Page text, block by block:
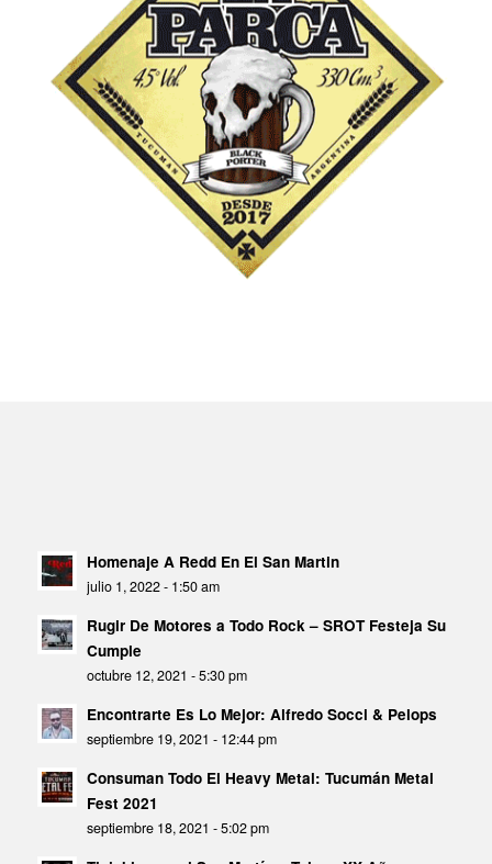
Homenaje A Redd En El San Martin
julio 1, 2022 - 1:50 am
Rugir De Motores a Todo Rock – SROT Festeja Su
Cumple
octubre 12, 2021 - 5:30 pm
Encontrarte Es Lo Mejor: Alfredo Socci & Pelops
septiembre 19, 2021 - 12:44 pm
Consuman Todo El Heavy Metal: Tucumán Metal
Fest 2021
septiembre 18, 2021 - 5:02 pm